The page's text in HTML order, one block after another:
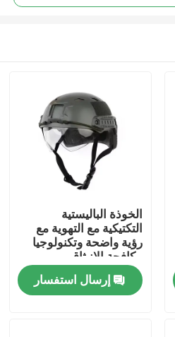
الخوذة الباليستية
التكتيكية مع التهوية مع
رؤية واضحة وتكنولوجيا
مكافحة الانبثاق
إرسال استفسار